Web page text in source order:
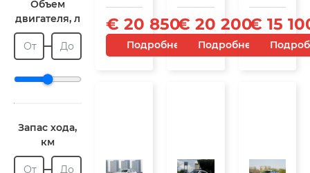
Объем
двигателя, л
От До
Запас хода,
км
От До
€ 20 850
Подробнее
€ 20 200
Подробнее
€ 15